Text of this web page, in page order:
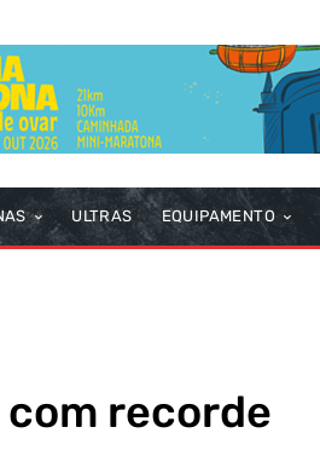
ULTRAS EQUIPAMENTO
recorde